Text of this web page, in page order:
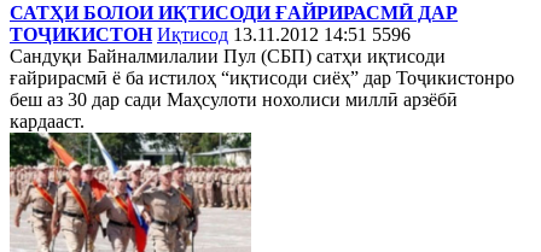
САТҲИ БОЛОИ ИҚТИСОДИ ҒАЙРИРАСМӢ ДАР
ТОҶИКИСТОН Иқтисод 13.11.2012 14:51 5596
Сандуқи Байналмилалии Пул (СБП) сатҳи иқтисоди
ғайрирасмӣ ё ба истилоҳ “иқтисоди сиёҳ” дар Тоҷикистонро
беш аз 30 дар сади Маҳсулоти нохолиси миллӣ арзёбӣ
кардааст.